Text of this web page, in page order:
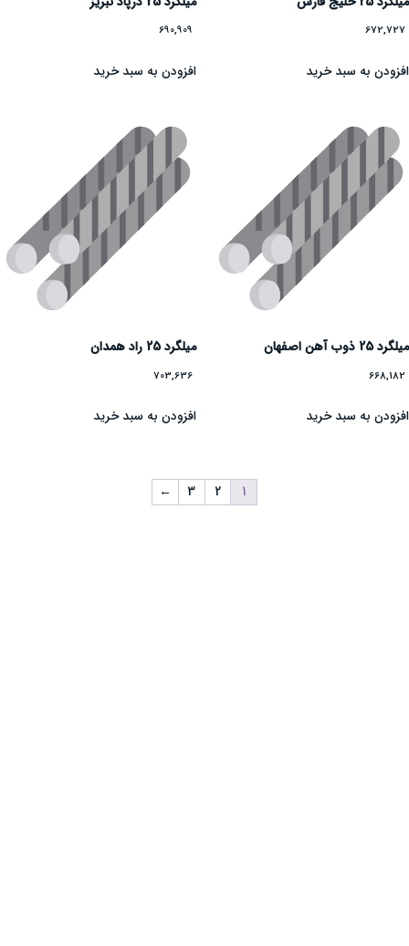
672,727
افزودن به سبد خرید
690,909
افزودن به سبد خرید
میلگرد 25 ذوب آهن اصفهان
668,182
افزودن به سبد خرید
میلگرد 25 راد همدان
703,636
افزودن به سبد خرید
1
2
3
←